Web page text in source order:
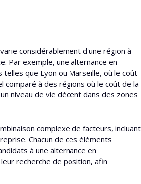
considérablement d'une région à
Par exemple, une alternance en
que Lyon ou Marseille, où le coût
comparé à des régions où le coût de la
niveau de vie décent dans des zones
complexe de facteurs, incluant
Chacun de ces éléments
à une alternance en
recherche de position, afin